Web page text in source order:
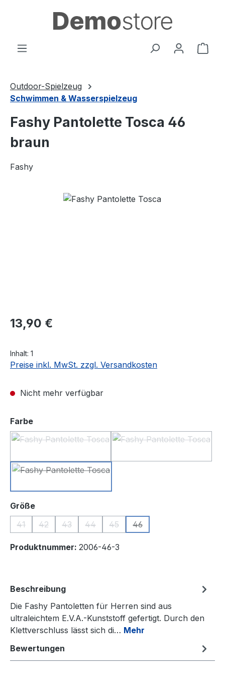
Zum Hauptinhalt springen
Outdoor-Spielzeug
Schwimmen & Wasserspielzeug
Fashy Pantolette Tosca 46
braun
Fashy
Bildergalerie überspringen
Regulärer Preis:
13,90 €
Inhalt: 1
Preise inkl. MwSt. zzgl. Versandkosten
Nicht mehr verfügbar
Farbeauswählen
Größeauswählen
41
(Diese Option ist zurzeit nicht verfügbar.)
42
(Diese Option ist zurzeit nicht verfügbar.)
43
(Diese Option ist zurzeit nicht verfügbar.)
44
(Diese Option ist zurzeit nicht
45
(Diese Option ist zurzeit nicht
46
(Diese Option ist zurzeit
Produktnummer: 2006-46-3
Beschreibung
Die Fashy Pantoletten für Herren sind aus
ultraleichtem E.V.A.-Kunststoff gefertigt. Durch den
Klettverschluss lässt sich di… Mehr
Bewertungen